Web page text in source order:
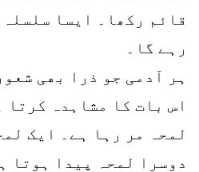
قائم رکھا۔ ایسا
رہے گا۔
ہر آدمی جو ذرا بھی
اس بات کا مشاہدہ کرتا
لمحہ مر رہا ہے۔ ایک
دوسرا لمحہ پیدا ہوتا